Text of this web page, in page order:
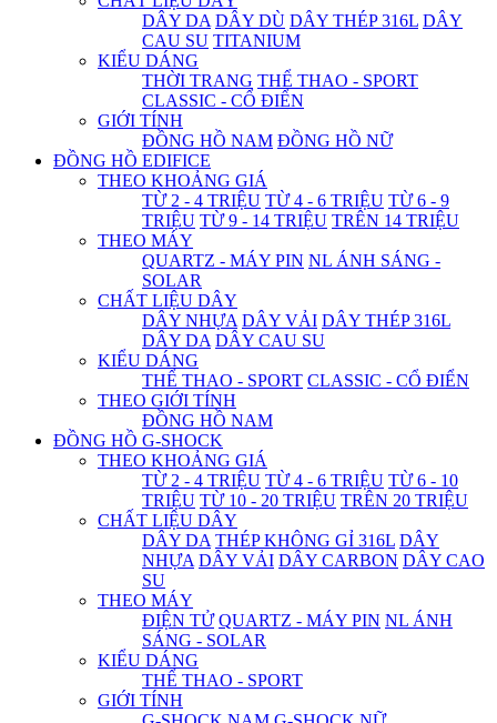
DÂY DA DÂY DÙ DÂY THÉP 316L DÂY
CAU SU TITANIUM
KIỂU DÁNG
THỜI TRANG THỂ THAO - SPORT
CLASSIC - CỔ ĐIỂN
GIỚI TÍNH
ĐỒNG HỒ NAM ĐỒNG HỒ NỮ
ĐỒNG HỒ EDIFICE
THEO KHOẢNG GIÁ
TỪ 2 - 4 TRIỆU TỪ 4 - 6 TRIỆU TỪ 6 - 9
TRIỆU TỪ 9 - 14 TRIỆU TRÊN 14 TRIỆU
THEO MÁY
QUARTZ - MÁY PIN NL ÁNH SÁNG -
SOLAR
CHẤT LIỆU DÂY
DÂY NHỰA DÂY VẢI DÂY THÉP 316L
DÂY DA DÂY CAU SU
KIỂU DÁNG
THỂ THAO - SPORT CLASSIC - CỔ ĐIỂN
THEO GIỚI TÍNH
ĐỒNG HỒ NAM
ĐỒNG HỒ G-SHOCK
THEO KHOẢNG GIÁ
TỪ 2 - 4 TRIỆU TỪ 4 - 6 TRIỆU TỪ 6 - 10
TRIỆU TỪ 10 - 20 TRIỆU TRÊN 20 TRIỆU
CHẤT LIỆU DÂY
DÂY DA THÉP KHÔNG GỈ 316L DÂY
NHỰA DÂY VẢI DÂY CARBON DÂY CAO
SU
THEO MÁY
ĐIỆN TỬ QUARTZ - MÁY PIN NL ÁNH
SÁNG - SOLAR
KIỂU DÁNG
THỂ THAO - SPORT
GIỚI TÍNH